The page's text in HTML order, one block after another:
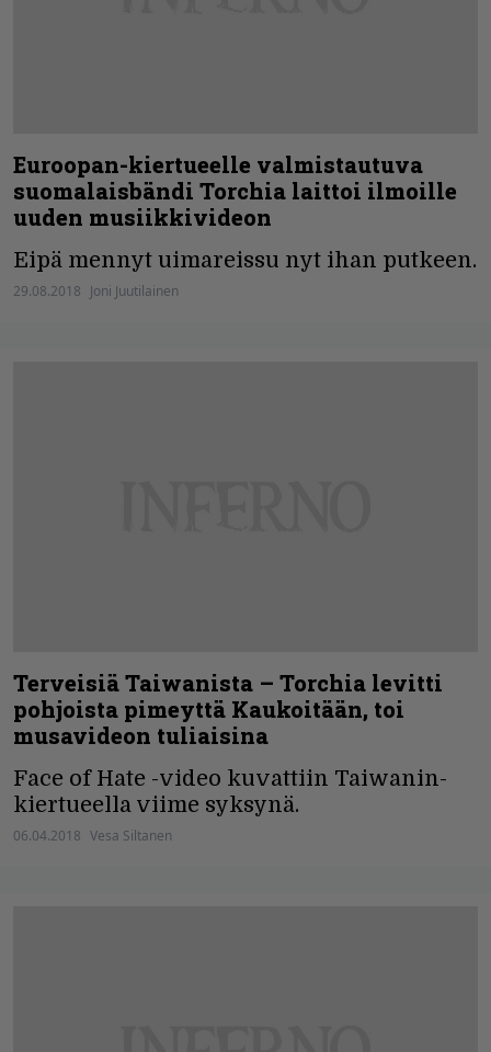
Euroopan-kiertueelle valmistautuva
suomalaisbändi Torchia laittoi ilmoille
uuden musiikkivideon
Eipä mennyt uimareissu nyt ihan putkeen.
29.08.2018 Joni Juutilainen
Terveisiä Taiwanista – Torchia levitti
pohjoista pimeyttä Kaukoitään, toi
musavideon tuliaisina
Face of Hate -video kuvattiin Taiwanin-
kiertueella viime syksynä.
06.04.2018 Vesa Siltanen